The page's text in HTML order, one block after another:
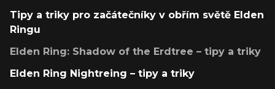
Tipy a triky pro začátečníky v obřím světě Elden
Ringu
Elden Ring: Shadow of the Erdtree – tipy a triky
Elden Ring Nightreing – tipy a triky